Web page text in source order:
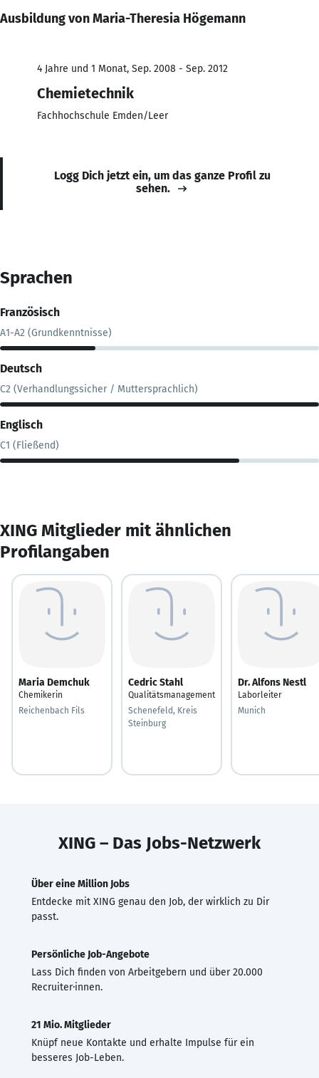
Ausbildung von Maria-Theresia Högemann
4 Jahre und 1 Monat, Sep. 2008 - Sep. 2012
Chemietechnik
Fachhochschule Emden/Leer
Logg Dich jetzt ein, um das ganze Profil zu
sehen.
Sprachen
Französisch
A1-A2 (Grundkenntnisse)
Deutsch
C2 (Verhandlungssicher / Muttersprachlich)
Englisch
C1 (Fließend)
XING Mitglieder mit ähnlichen
Profilangaben
Maria Demchuk
Chemikerin
Reichenbach Fils
Cedric Stahl
Qualitätsmanagement
Schenefeld, Kreis
Steinburg
Dr. Alfons Nestl
Laborleiter
Munich
XING – Das Jobs-Netzwerk
Über eine Million Jobs
Entdecke mit XING genau den Job, der wirklich zu Dir
passt.
Persönliche Job-Angebote
Lass Dich finden von Arbeitgebern und über 20.000
Recruiter·innen.
21 Mio. Mitglieder
Knüpf neue Kontakte und erhalte Impulse für ein
besseres Job-Leben.